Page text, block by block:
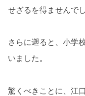
せざるを得ませんでし
さらに遡ると、小学
いました。
驚くべきことに、江